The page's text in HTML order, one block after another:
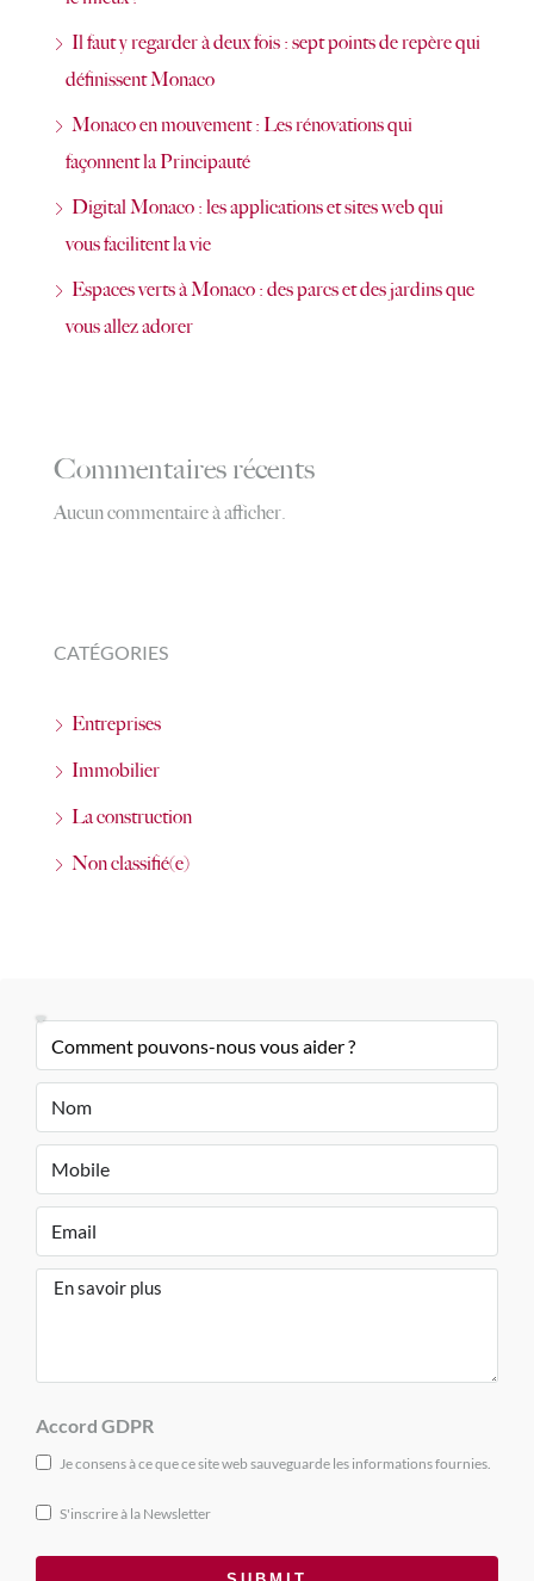
Il faut y regarder à deux fois : sept points de repère qui
définissent Monaco
Monaco en mouvement : Les rénovations qui
façonnent la Principauté
Digital Monaco : les applications et sites web qui
vous facilitent la vie
Espaces verts à Monaco : des parcs et des jardins que
vous allez adorer
Commentaires récents
Aucun commentaire à afficher.
CATÉGORIES
Entreprises
Immobilier
La construction
Non classifié(e)
Accord GDPR
Je consens à ce que ce site web sauveguarde les informations fournies.
S'inscrire à la Newsletter